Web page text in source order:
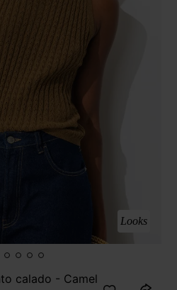
Looks
calado - Camel